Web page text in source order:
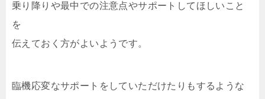
乗り降りや最中での注意点やサポートしてほしいこと
を
伝えておく方がよいようです。
臨機応変なサポートをしていただけたりもするような